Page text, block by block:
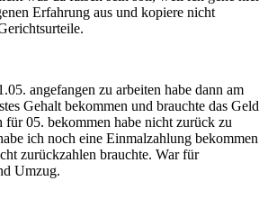
Erfahrung aus und kopiere nicht
angefangen zu arbeiten habe dann am
Gehalt bekommen und brauchte das Geld
05. bekommen habe nicht zurück zu
ich noch eine Einmalzahlung bekommen
zurückzahlen brauchte. War für
Umzug.